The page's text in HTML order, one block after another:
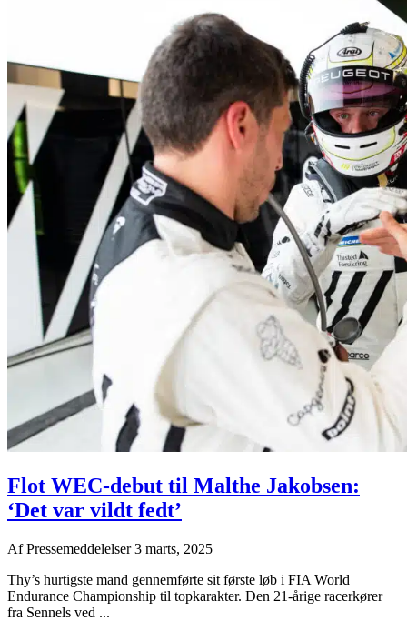
Flot WEC-debut til Malthe Jakobsen:
‘Det var vildt fedt’
AfPressemeddelelser3 marts, 2025
Thy’s hurtigste mand gennemførte sit første løb i FIA World
Endurance Championship til topkarakter. Den 21-årige racerkører
fra Sennels ved ...